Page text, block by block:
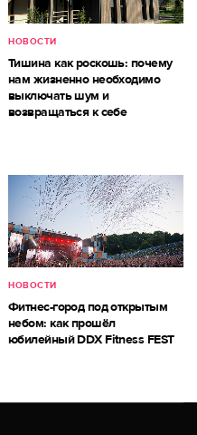
НОВОСТИ
Тишина как роскошь: почему
нам жизненно необходимо
выключать шум и
возвращаться к себе
НОВОСТИ
Фитнес-город под открытым
небом: как прошёл
юбилейный DDX Fitness FEST